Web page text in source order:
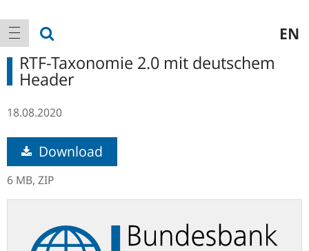
Hauptnavigation
Navigation anzeigen EN
RTF-Taxonomie 2.0 mit deutschem
Header
18.08.2020
Download
6 MB, ZIP
Meldeportal
Statistik